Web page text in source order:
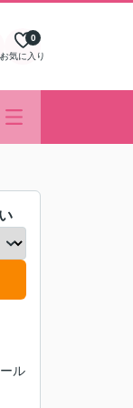
お気に入り
0
ル